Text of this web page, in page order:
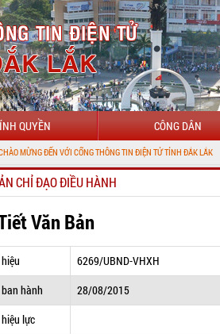
QUYỀN CÔNG DÂN
VỚI CỔNG THÔNG TIN ĐIỆN TỬ TỈNH ĐẮK LẮK
CHỈ ĐẠO ĐIỀU HÀNH
Văn Bản
6269/UBND-VHXH
hành
28/08/2015
lực